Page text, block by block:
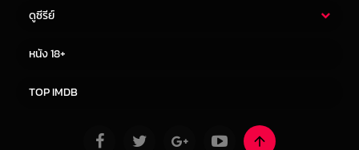
ดูซีรีย์
หนัง 18+
TOP IMDB